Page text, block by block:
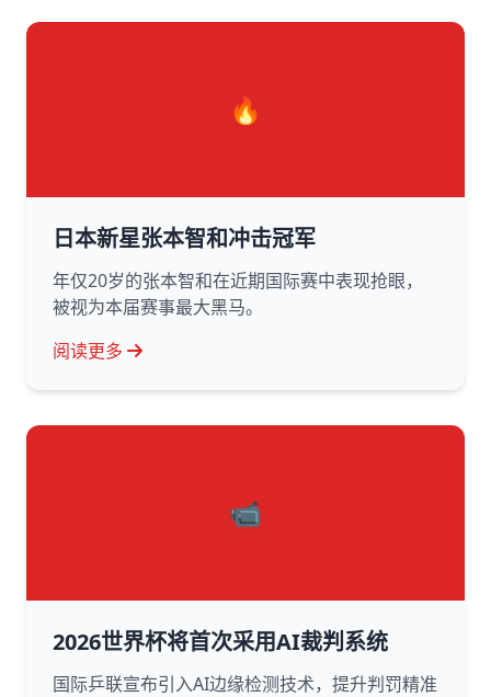
🔥
日本新星张本智和冲击冠军
年仅20岁的张本智和在近期国际赛中表现抢眼，
被视为本届赛事最大黑马。
阅读更多
📹
2026世界杯将首次采用AI裁判系统
国际乒联宣布引入AI边缘检测技术，提升判罚精准